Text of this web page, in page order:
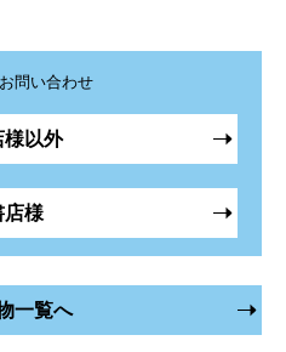
問い合わせ
様以外
店様
一覧へ